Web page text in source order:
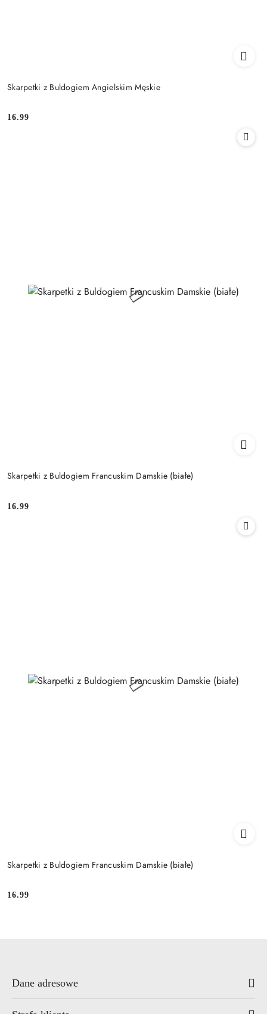
Skarpetki z Buldogiem Angielskim Męskie
Cena:
16.99
Skarpetki z Buldogiem Francuskim Damskie (białe)
Cena:
16.99
Skarpetki z Buldogiem Francuskim Damskie (białe)
Cena:
16.99
Dane adresowe